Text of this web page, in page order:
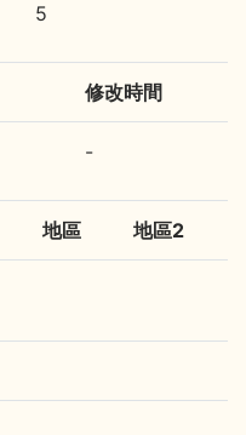
5
修改時間
-
地區 地區2